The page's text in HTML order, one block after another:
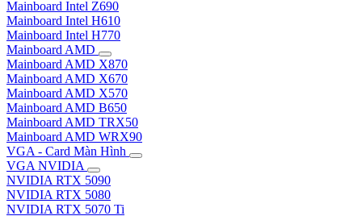
Mainboard Intel Z690
Mainboard Intel H610
Mainboard Intel H770
Mainboard AMD
Mainboard AMD X870
Mainboard AMD X670
Mainboard AMD X570
Mainboard AMD B650
Mainboard AMD TRX50
Mainboard AMD WRX90
VGA - Card Màn Hình
VGA NVIDIA
NVIDIA RTX 5090
NVIDIA RTX 5080
NVIDIA RTX 5070 Ti